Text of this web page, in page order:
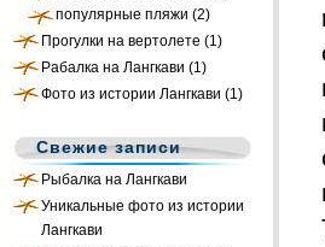
популярные пляжи (2)
Прогулки на вертолете (1)
Рабалка на Лангкави (1)
Фото из истории Лангкави (1)
Свежие записи
Рыбалка на Лангкави
Уникальные фото из истории
Лангкави